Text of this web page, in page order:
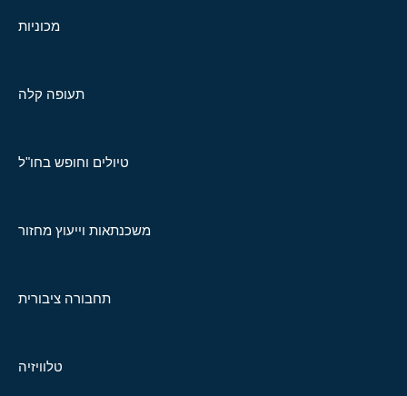
מכוניות
תעופה קלה
טיולים וחופש בחו"ל
משכנתאות וייעוץ מחזור
תחבורה ציבורית
טלוויזיה